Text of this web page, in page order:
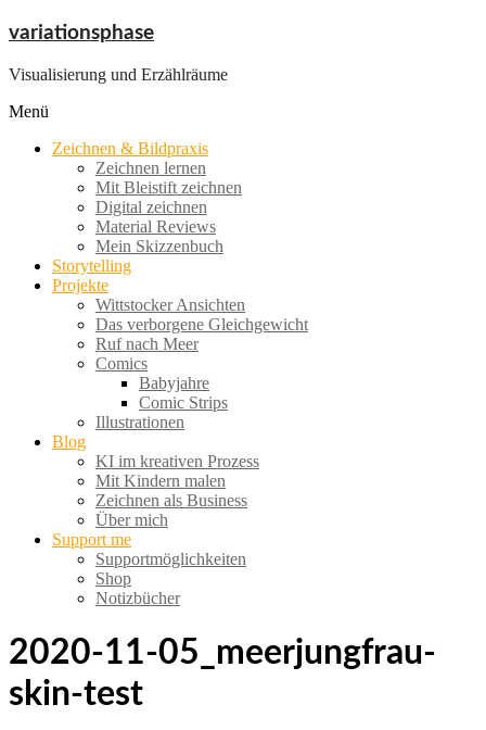
Zum
springen
variationsphase
Visualisierung und Erzählräume
Menü
Zeichnen & Bildpraxis
Zeichnen lernen
Mit Bleistift zeichnen
Digital zeichnen
Material Reviews
Mein Skizzenbuch
Storytelling
Projekte
Wittstocker Ansichten
Das verborgene Gleichgewicht
Ruf nach Meer
Comics
Babyjahre
Comic Strips
Illustrationen
Blog
KI im kreativen Prozess
Mit Kindern malen
Zeichnen als Business
Über mich
Support me
Supportmöglichkeiten
Shop
Notizbücher
2020-11-05_meerjungfrau-
skin-test